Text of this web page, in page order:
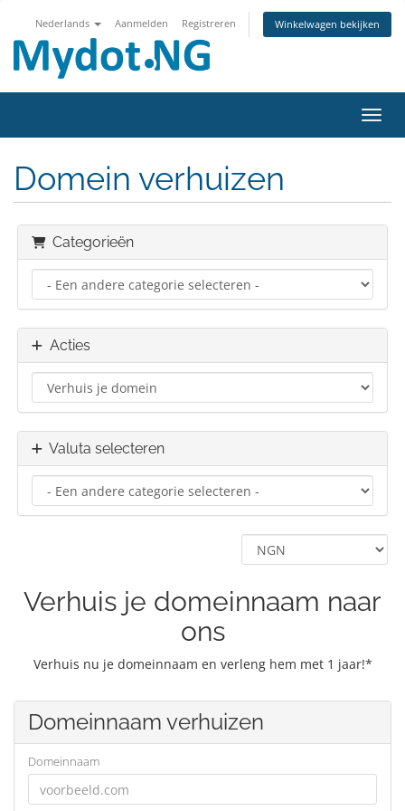
Nederlands Aanmelden Registreren Winkelwagen bekijken
Domein verhuizen
Categorieën
Acties
Valuta selecteren
Verhuis je domeinnaam naar
ons
Verhuis nu je domeinnaam en verleng hem met 1 jaar!*
Domeinnaam verhuizen
Domeinnaam